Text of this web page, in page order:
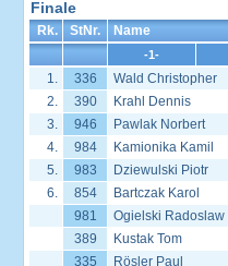
Finale
Rk. StNr. Name
-1-
1. 336 Wald Christopher
2.
390 Krahl Dennis
3.
946 Pawlak Norbert
4.
984 Kamionika Kamil
5.
983 Dziewulski Piotr
6.
854 Bartczak Karol
981
Ogielski Radoslaw
389
Kustak Tom
335
Rösler Paul